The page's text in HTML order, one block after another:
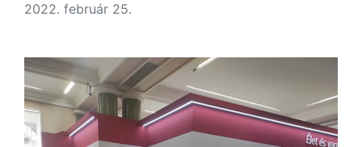
2022. február 25.